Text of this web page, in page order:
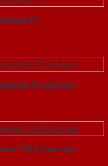
P1
P1 van kem
P1R2 Xoan dao